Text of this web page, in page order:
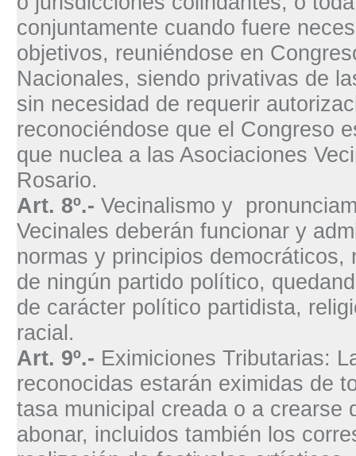
conjuntamente cuando fuere
objetivos, reuniéndose en
Nacionales, siendo privativas de
sin necesidad de requerir
reconociéndose que el Congreso
que nuclea a las Asociaciones
Rosario.
Art. 8º.- Vecinalismo y
Vecinales deberán funcionar y
normas y principios
de ningún partido político,
de carácter político partidista,
racial.
Art. 9º.- Eximiciones Tributarias:
reconocidas estarán eximidas de
tasa municipal creada o a crearse
abonar, incluidos también los